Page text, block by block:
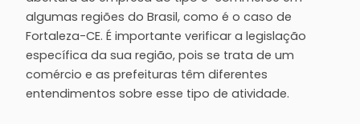
algumas regiões do Brasil, como é o caso de
Fortaleza-CE. É importante verificar a legislação
específica da sua região, pois se trata de um
comércio e as prefeituras têm diferentes
entendimentos sobre esse tipo de atividade.